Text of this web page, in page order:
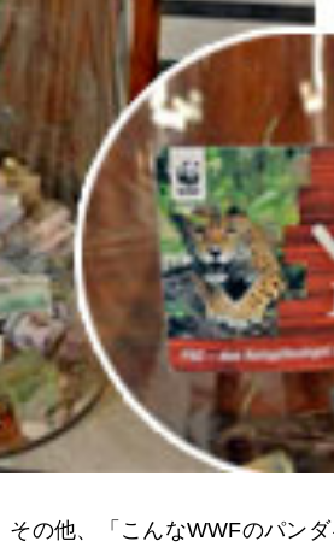
の他、「こんなWWFのパン